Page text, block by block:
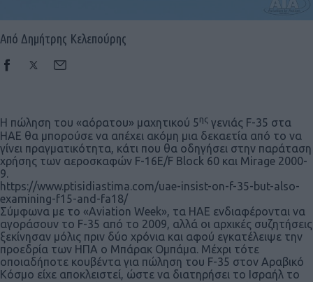
Από Δημήτρης Κελεπούρης
Η πώληση του «αόρατου» μαχητικού 5ης γενιάς F-35 στα
ΗΑΕ θα μπορούσε να απέχει ακόμη μια δεκαετία από το να
γίνει πραγματικότητα, κάτι που θα οδηγήσει στην παράταση
χρήσης των αεροσκαφών F-16E/F Block 60 και Mirage 2000-
9.
https://www.ptisidiastima.com/uae-insist-on-f-35-but-also-
examining-f15-and-fa18/
Σύμφωνα με το «Aviation Week», τα ΗΑΕ ενδιαφέρονται να
αγοράσουν το F-35 από το 2009, αλλά οι αρχικές συζητήσεις
ξεκίνησαν μόλις πριν δύο χρόνια και αφού εγκατέλειψε την
προεδρία των ΗΠΑ ο Μπάρακ Ομπάμα. Μέχρι τότε
οποιαδήποτε κουβέντα για πώληση του F-35 στον Αραβικό
Κόσμο είχε αποκλειστεί, ώστε να διατηρήσει το Ισραήλ το